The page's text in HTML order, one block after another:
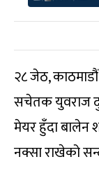
२८ जेठ,
सचेतक युवराज
मेयर हुँदा बालेन
नक्सा राखेको